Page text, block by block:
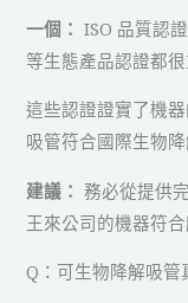
一個： ISO 品質認
等生態產品認證都很
這些認證證實了機
吸管符合國際生物
建議： 務必從提供
王來公司的機器符
Q：可生物降解吸管